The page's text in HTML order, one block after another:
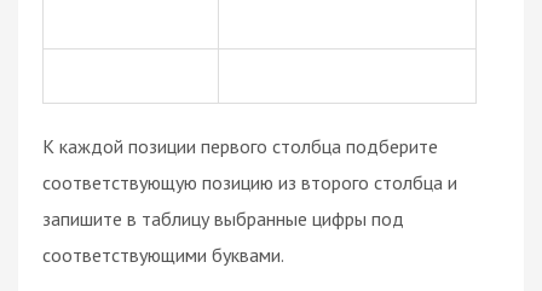
К каждой позиции первого столбца подберите
соответствующую позицию из второго столбца и
запишите в таблицу выбранные цифры под
соответствующими буквами.